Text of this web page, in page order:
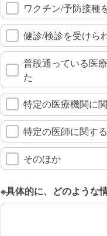
ワクチン/予防接種
健診/検診を受けら
普段通っている医
た
特定の医療機関に
特定の医師に関す
そのほか
※具体的に、どのような
※具体的に、どのような